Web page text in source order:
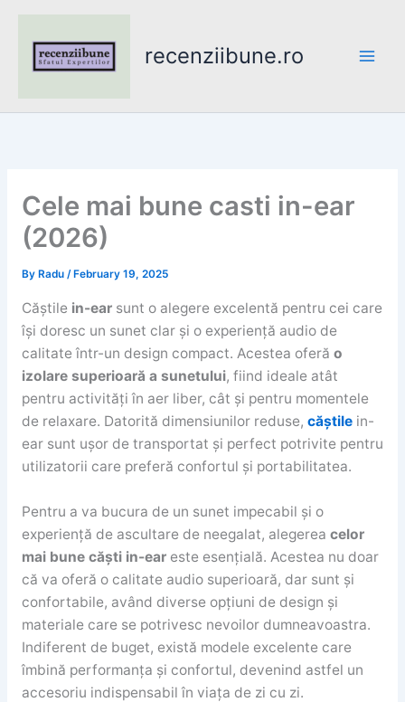
content
recenziibune.ro
Cele mai bune casti in-ear
(2026)
By Radu / February 19, 2025
Căștile in-earsunt o alegere excelentă pentru cei care
își doresc un sunet clar și o experiență audio de
calitate într-un design compact. Acestea oferă o
izolare superioară a sunetului, fiind ideale atât
pentru activități în aer liber, cât și pentru momentele
de relaxare. Datorită dimensiunilor reduse, căștilein-
ear sunt ușor de transportat și perfect potrivite pentru
utilizatorii care preferă confortul și portabilitatea.
Pentru a va bucura de un sunet impecabil și o
experiență de ascultare de neegalat, alegerea celor
mai bune căști in-eareste esențială. Acestea nu doar
că va oferă o calitate audio superioară, dar sunt și
confortabile, având diverse opțiuni de design și
materiale care se potrivesc nevoilor dumneavoastra.
Indiferent de buget, există modele excelente care
îmbină performanța și confortul, devenind astfel un
accesoriu indispensabil în viața de zi cu zi.